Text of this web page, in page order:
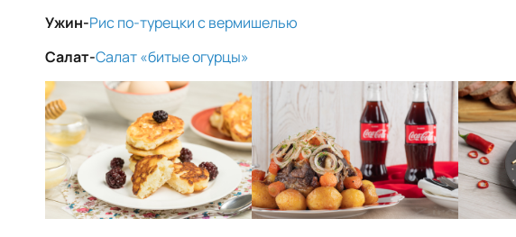
Ужин-Рис по-турецки с вермишелью
Салат-Салат «битые огурцы»